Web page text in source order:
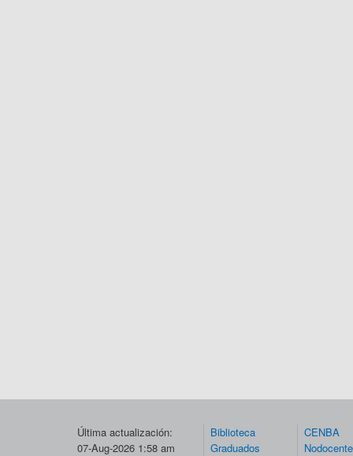
Última actualización:
07-Aug-2026 1:58 am
Biblioteca
Graduados
CENBA